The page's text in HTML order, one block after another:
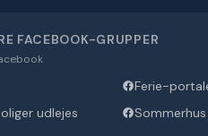
FACEBOOK-GRUPPER
Ferie-
udlejes